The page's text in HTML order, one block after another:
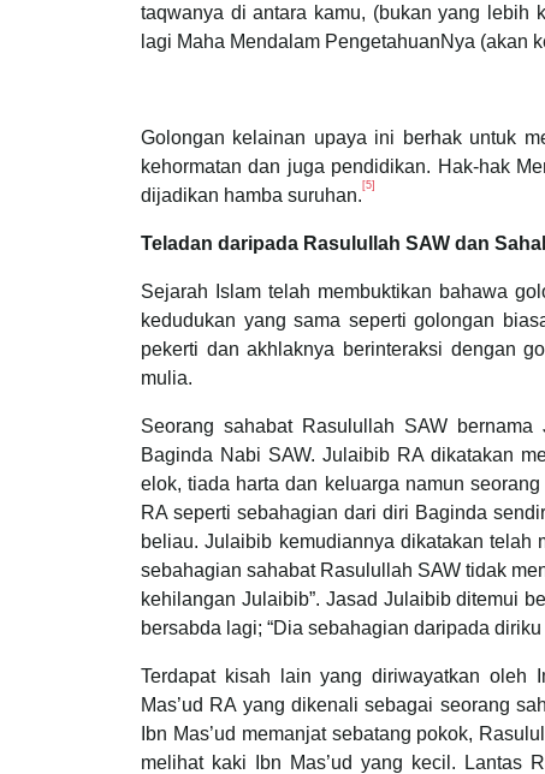
taqwanya di antara kamu, (bukan yang lebih
lagi Maha Mendalam PengetahuanNya (akan
Golongan kelainan upaya ini berhak untuk
kehormatan dan juga pendidikan. Hak-hak
dijadikan hamba suruhan. [5]
Teladan daripada Rasulullah SAW dan
Sejarah Islam telah membuktikan bahawa
kedudukan yang sama seperti golongan
pekerti dan akhlaknya berinteraksi dengan
mulia.
Seorang sahabat Rasulullah SAW
Baginda Nabi SAW. Julaibib RA dikatakan
elok, tiada harta dan keluarga namun
RA seperti sebahagian dari diri Baginda
beliau. Julaibib kemudiannya dikatakan
sebahagian sahabat Rasulullah SAW tidak
kehilangan Julaibib”. Jasad Julaibib ditemui
bersabda lagi; “Dia sebahagian daripada
Terdapat kisah lain yang diriwayatkan oleh
Mas’ud RA yang dikenali sebagai seorang
Ibn Mas’ud memanjat sebatang pokok,
melihat kaki Ibn Mas’ud yang kecil. Lantas